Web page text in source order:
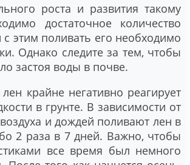
роста и развития такому
достаточное количество
этим поливать его необходимо
Однако следите за тем, чтобы
застоя воды в почве.
крайне негативно реагирует
в грунте. В зависимости от
и дождей поливают лен в
2 раза в 7 дней. Важно, чтобы
все время был немного